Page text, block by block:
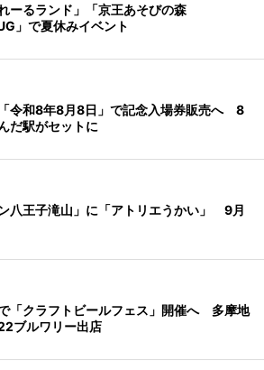
れーるランド」「京王あそびの森
」で夏休みイベント
令和8年8月8日」で記念入場券販売へ 8
だ駅がセットに
ン八王子滝山」に「アトリエうかい」 9月
「クラフトビールフェス」開催へ 多摩地
ブルワリー出店